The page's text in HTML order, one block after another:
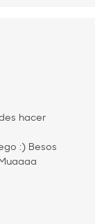
hacer
:) Besos